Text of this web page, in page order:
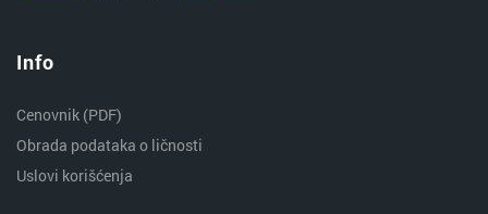
Info
Cenovnik (PDF)
Obrada podataka o ličnosti
Uslovi korišćenja